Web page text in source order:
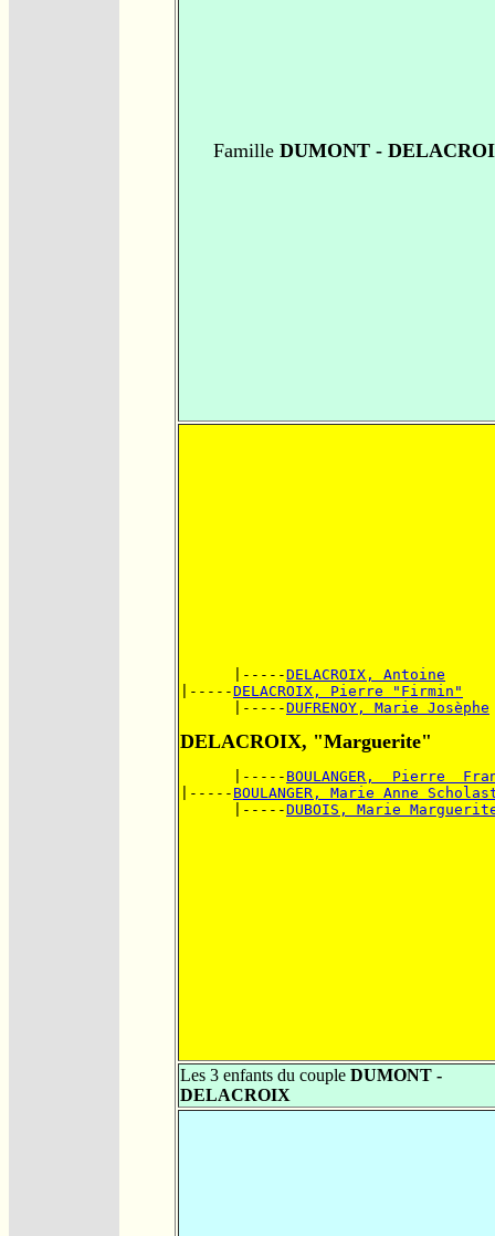
Famille DUMONT -
      |-----
DELACROIX, Antoine
|-----DELACROIX, Pierre "Firmin"
      |-----
DUFRENOY, Marie Josèphe
DELACROIX, "Marguerite"
      |-----
BOULANGER,  Pierre
|----- BOULANGER, Marie Anne
      |-----
DUBOIS, Marie
Les 3 enfants du couple DUMONT -
DELACROIX